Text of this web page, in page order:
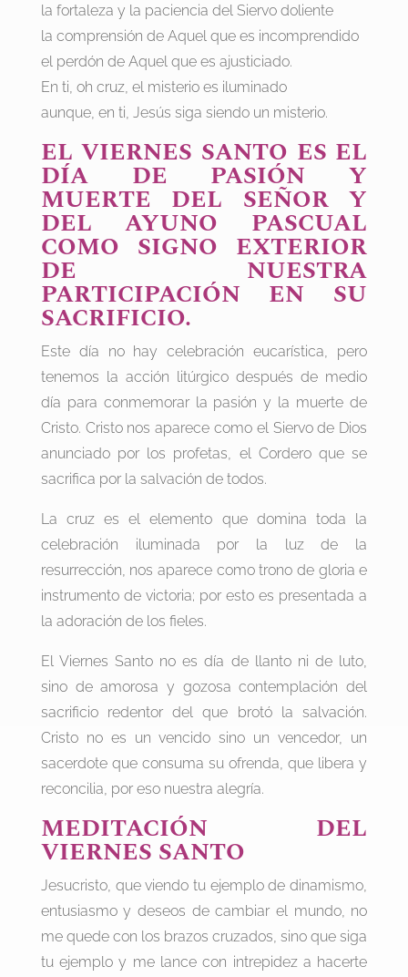
la fortaleza y la paciencia del Siervo doliente
la comprensión de Aquel que es incomprendido
el perdón de Aquel que es ajusticiado.
En ti, oh cruz, el misterio es iluminado
aunque, en ti, Jesús siga siendo un misterio.
EL VIERNES SANTO ES EL
DÍA DE PASIÓN Y
MUERTE DEL SEÑOR Y
DEL AYUNO PASCUAL
COMO SIGNO EXTERIOR
DE NUESTRA
PARTICIPACIÓN EN SU
SACRIFICIO.
Este día no hay celebración eucarística, pero
tenemos la acción litúrgico después de medio
día para conmemorar la pasión y la muerte de
Cristo. Cristo nos aparece como el Siervo de Dios
anunciado por los profetas, el Cordero que se
sacrifica por la salvación de todos.
La cruz es el elemento que domina toda la
celebración iluminada por la luz de la
resurrección, nos aparece como trono de gloria e
instrumento de victoria; por esto es presentada a
la adoración de los fieles.
El Viernes Santo no es día de llanto ni de luto,
sino de amorosa y gozosa contemplación del
sacrificio redentor del que brotó la salvación.
Cristo no es un vencido sino un vencedor, un
sacerdote que consuma su ofrenda, que libera y
reconcilia, por eso nuestra alegría.
MEDITACIÓN DEL
VIERNES SANTO
Jesucristo, que viendo tu ejemplo de dinamismo,
entusiasmo y deseos de cambiar el mundo, no
me quede con los brazos cruzados, sino que siga
tu ejemplo y me lance con intrepidez a hacerte